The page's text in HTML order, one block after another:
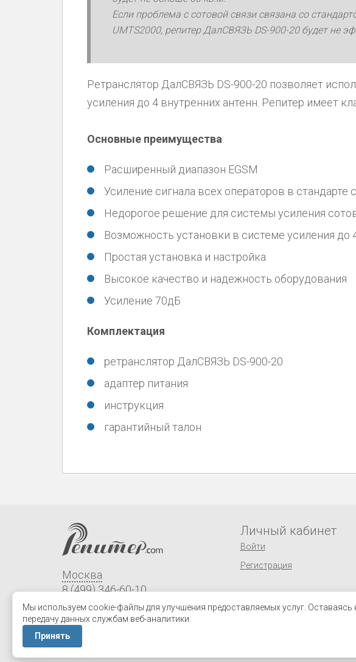
Если проблема с сотовой связи связана со
UMTS2000, репитер ДалСВЯЗЬ DS-900-20 будет не
Ретранслятор ДалСВЯЗЬ DS-900-20 позволяет
усиления до 4 внутренних антенн. Репитер имеет
Основные преимущества:
Расширенный диапазон EGSM
Усиление сигнала всех операторов в стандарте
Недорогое решение для системы усиления
Возможность установки в системе усиления до
Простая установка и настройка
Высокое качество и надежность оборудования
Усиление 70дБ
Комплектация
ретранслятор ДалСВЯЗЬ DS-900-20
адаптер питания
инструкция
гарантийный талон
Москва
8 (499) 346-60-10
order@repiter.com
Все контакты
Личный кабинет
Войти
Регистрация
Мы используем cookie-файлы для улучшения предоставляемых услуг.
передачу данных службам веб-аналитики.
Принять